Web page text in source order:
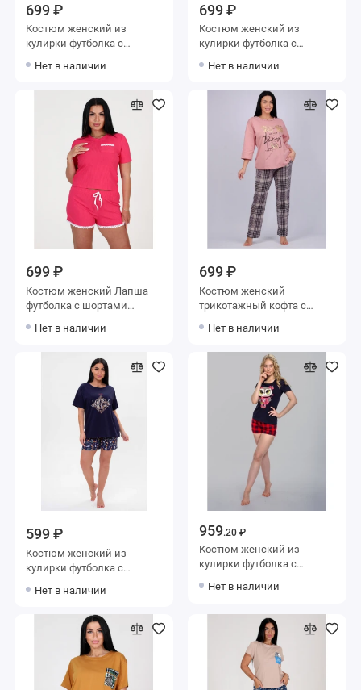
699 ₽
Костюм женский из
кулирки футболка с
Нет в наличии
699 ₽
Костюм женский из
кулирки футболка с
Нет в наличии
699 ₽
Костюм женский Лапша
футболка с шортами
Нет в наличии
699 ₽
Костюм женский
трикотажный кофта с
Нет в наличии
599 ₽
Костюм женский из
кулирки футболка с
Нет в наличии
959.20 ₽
Костюм женский из
кулирки футболка с
Нет в наличии